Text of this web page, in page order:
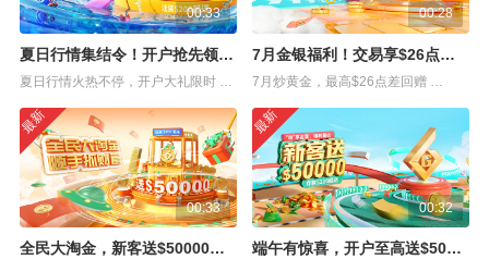
00:33
夏日行情集结令！开户抢先领$50000赠金
夏日行情火热不停，开户大礼限时 …
00:28
7月金银福利！交易享$26点差回赠
7月炒黄金，最高$26点差回赠 …
最新
00:33
全民大淘金，新客送$50000赠金
最新
00:32
端午有惊喜，开户至高送$50000赠金